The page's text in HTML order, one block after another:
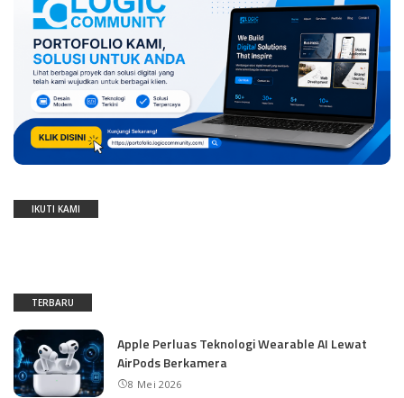
IKUTI KAMI
TERBARU
Apple Perluas Teknologi Wearable AI Lewat
AirPods Berkamera
8 Mei 2026